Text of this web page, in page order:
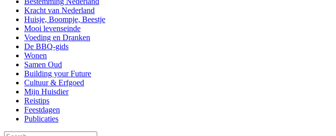
Kracht van Nederland
Huisje, Boompje, Beestje
Mooi levenseinde
Voeding en Dranken
De BBQ-gids
Wonen
Samen Oud
Building your Future
Cultuur & Erfgoed
Mijn Huisdier
Reistips
Feestdagen
Publicaties